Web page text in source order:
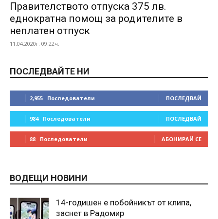
Правителството отпуска 375 лв.
еднократна помощ за родителите в
неплатен отпуск
11.04.2020г. 09:22ч.
ПОСЛЕДВАЙТЕ НИ
2,955 Последователи ПОСЛЕДВАЙ
984 Последователи ПОСЛЕДВАЙ
88 Последователи АБОНИРАЙ СЕ
ВОДЕЩИ НОВИНИ
14-годишен е побойникът от клипа,
заснет в Радомир